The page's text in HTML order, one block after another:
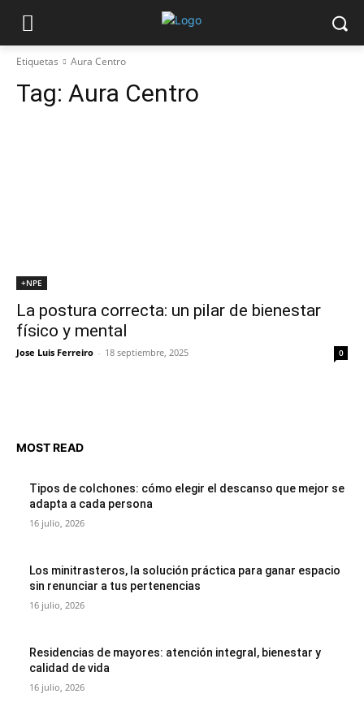
Etiquetas Aura Centro
Tag: Aura Centro
+NPE
La postura correcta: un pilar de bienestar
físico y mental
Jose Luis Ferreiro - 18 septiembre, 2025 0
MOST READ
Tipos de colchones: cómo elegir el descanso que mejor se
adapta a cada persona
16 julio, 2026
Los minitrasteros, la solución práctica para ganar espacio
sin renunciar a tus pertenencias
16 julio, 2026
Residencias de mayores: atención integral, bienestar y
calidad de vida
16 julio, 2026